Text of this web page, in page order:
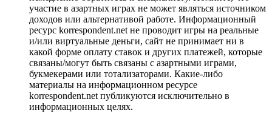
участие в азартных играх не может являться источником
доходов или альтернативой работе. Информационный
ресурс korrespondent.net не проводит игры на реальные
и/или виртуальные деньги, сайт не принимает ни в
какой форме оплату ставок и других платежей, которые
связаны/могут быть связаны с азартными играми,
букмекерами или тотализаторами. Какие-либо
материалы на информационном ресурсе
korrespondent.net публикуются исключительно в
информационных целях.